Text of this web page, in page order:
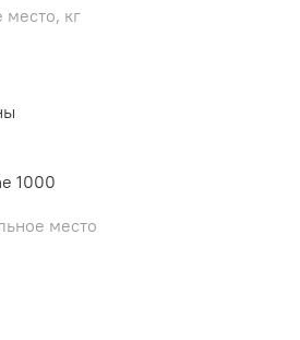
место, кг
1000
место